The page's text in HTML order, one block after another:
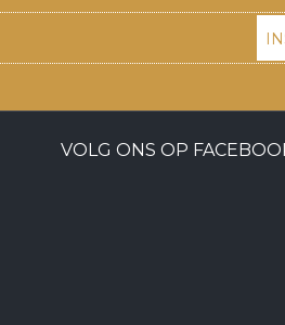
VOLG ONS OP